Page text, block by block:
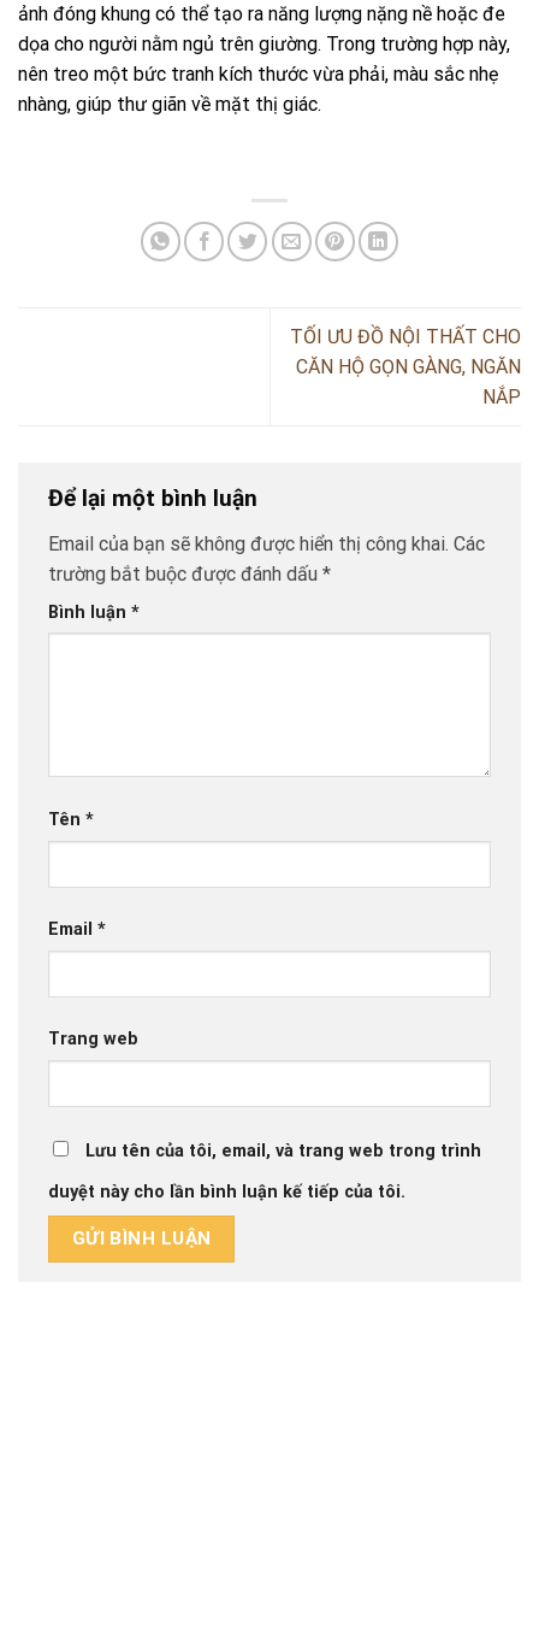
ảnh đóng khung có thể tạo ra năng lượng nặng nề hoặc đe
dọa cho người nằm ngủ trên giường. Trong trường hợp này,
nên treo một bức tranh kích thước vừa phải, màu sắc nhẹ
nhàng, giúp thư giãn về mặt thị giác.
TỐI ƯU ĐỒ NỘI THẤT CHO
CĂN HỘ GỌN GÀNG, NGĂN
NẮP
Để lại một bình luận
Email của bạn sẽ không được hiển thị công khai. Các
trường bắt buộc được đánh dấu *
Bình luận *
Tên *
Email *
Trang web
Lưu tên của tôi, email, và trang web trong trình
duyệt này cho lần bình luận kế tiếp của tôi.